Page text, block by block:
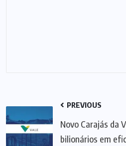
PREVIOUS
Novo Carajás da
bilionários em